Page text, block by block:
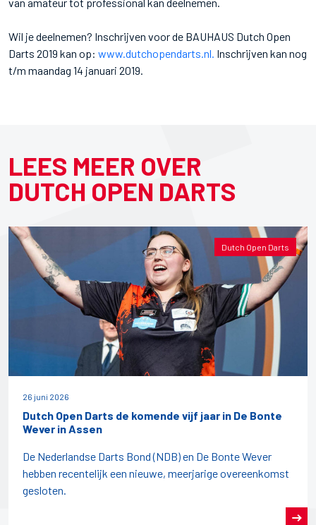
Wil je deelnemen? Inschrijven voor de BAUHAUS Dutch Open
Darts 2019 kan op: www.dutchopendarts.nl. Inschrijven kan nog
t/m maandag 14 januari 2019.
LEES MEER OVER
DUTCH OPEN DARTS
Dutch Open Darts
26 juni 2026
Dutch Open Darts de komende vijf jaar in De Bonte
Wever in Assen
De Nederlandse Darts Bond (NDB) en De Bonte Wever
hebben recentelijk een nieuwe, meerjarige overeenkomst
gesloten.